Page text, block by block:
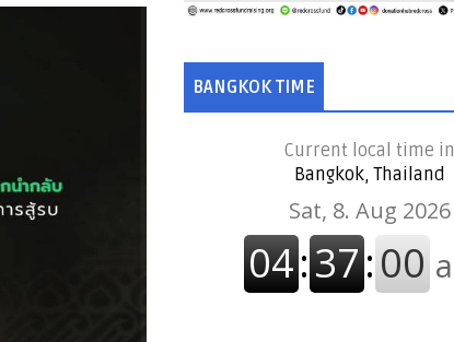
BANGKOK TIME
Current local time in
Bangkok, Thailand